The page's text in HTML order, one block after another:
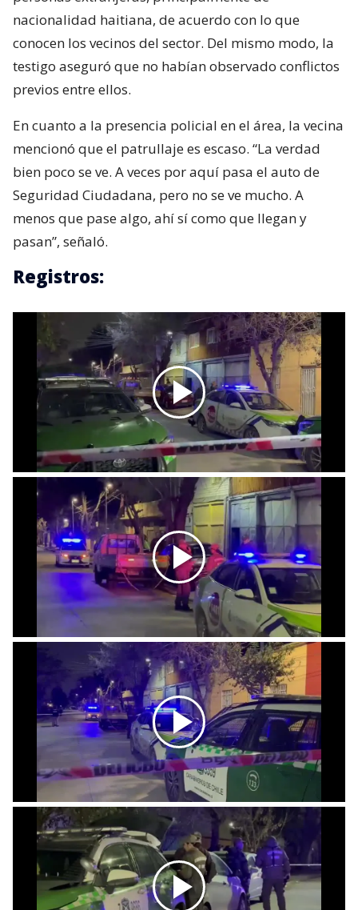
nacionalidad haitiana, de acuerdo con lo que
conocen los vecinos del sector. Del mismo modo, la
testigo aseguró que no habían observado conflictos
previos entre ellos.
En cuanto a la presencia policial en el área, la vecina
mencionó que el patrullaje es escaso. “La verdad
bien poco se ve. A veces por aquí pasa el auto de
Seguridad Ciudadana, pero no se ve mucho. A
menos que pase algo, ahí sí como que llegan y
pasan”, señaló.
Registros: